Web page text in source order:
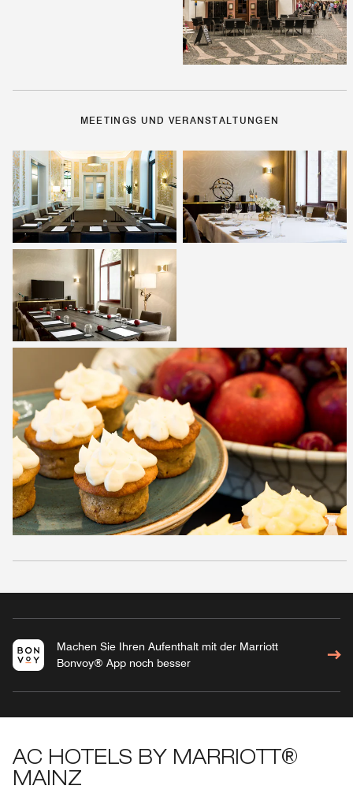
MEETINGS UND VERANSTALTUNGEN
Machen Sie Ihren Aufenthalt mit der Marriott
Bonvoy® App noch besser
AC HOTELS BY MARRIOTT®
MAINZ